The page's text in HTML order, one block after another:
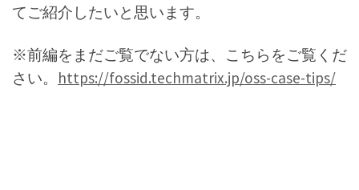
てご紹介したいと思います。
※前編をまだご覧でない方は、こちらをご覧くだ
さい。 https://fossid.techmatrix.jp/oss-case-tips/